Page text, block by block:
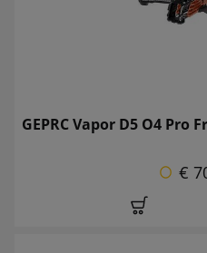
GEPRC Vapor D5 O4 Pro
€